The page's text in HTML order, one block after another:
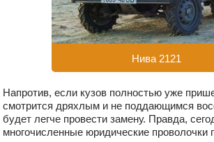
Нива 2121
Напротив, если кузов полностью уже
смотрится дряхлым и не поддающимся
будет легче провести замену. Правда,
многочисленные юридические проволочки